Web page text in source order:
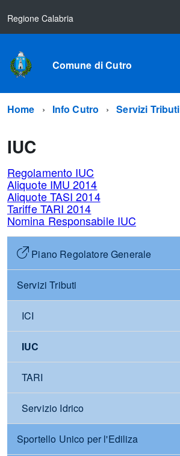
Regione Calabria
Comune di Cutro
Home Info Cutro Servizi Tributi
IUC
Regolamento IUC
Aliquote IMU 2014
Aliquote TASI 2014
Tariffe TARI 2014
Nomina Responsabile IUC
Piano Regolatore Generale
Servizi Tributi
ICI
IUC
TARI
Servizio Idrico
Sportello Unico per l'Ediliza